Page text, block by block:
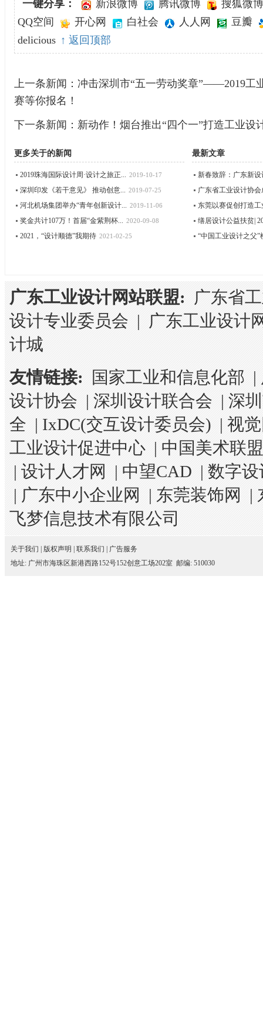
一键分享： 新浪微博 腾讯微博
搜狐微博
QQ空间
开心网 白社会 人人网
豆瓣
delicious ↑ 返回顶部
上一条新闻： 冲击深圳市“五一劳动奖章”——2019工
赛等你报名！
下一条新闻： 新动作！烟台推出“四个一”打造工业设
更多关于的新闻
2019珠海国际设计周·设计之旅正... 2019-10-17
深圳印发《若干意见》 推动创意... 2019-07-25
河北机场集团举办“青年创新设计... 2019-11-06
奖金共计107万！首届“金紫荆杯... 2020-09-08
2021，“设计顺德”我期待 2021-02-25
最新文章
新春致辞：广东新
广东省工业设计协会
东莞以赛促创打造
缮居设计公益扶贫|
“中国工业设计之父”
广东工业设计网站联盟: 广东省
设计专业委员会|广东工业设计
计城
友情链接: 国家工业和信息化部|
设计协会|深圳设计联合会|深
全|IxDC(交互设计委员会)|视
工业设计促进中心|中国美术联盟
|设计人才网|中望CAD|数字
|广东中小企业网|东莞装饰网|
飞梦信息技术有限公司
关于我们 版权声明 联系我们
广告服务
地址: 广州市海珠区新港西路152号152创意工场202室 邮编: 510030